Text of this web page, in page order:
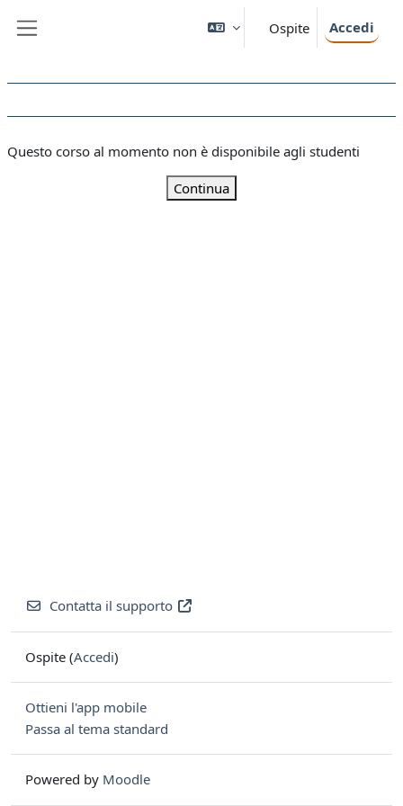
Ospite Accedi
Questo corso al momento non è disponibile agli studenti
Continua
Contatta il supporto
Ospite (Accedi)
Ottieni l'app mobile
Passa al tema standard
Powered by Moodle